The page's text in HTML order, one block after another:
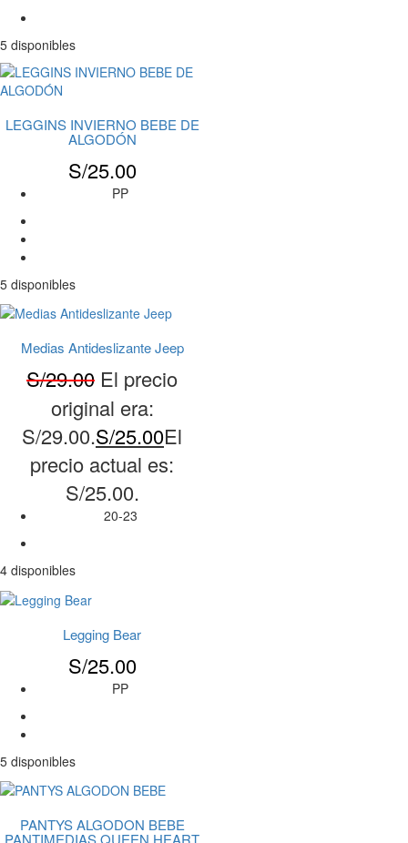
5 disponibles
LEGGINS INVIERNO BEBE DE
ALGODÓN
S/25.00
PP
5 disponibles
Medias Antideslizante Jeep
S/29.00 El precio
original era:
S/29.00.S/25.00El
precio actual es:
S/25.00.
20-23
4 disponibles
Legging Bear
S/25.00
PP
5 disponibles
PANTYS ALGODON BEBE
PANTIMEDIAS QUEEN HEART